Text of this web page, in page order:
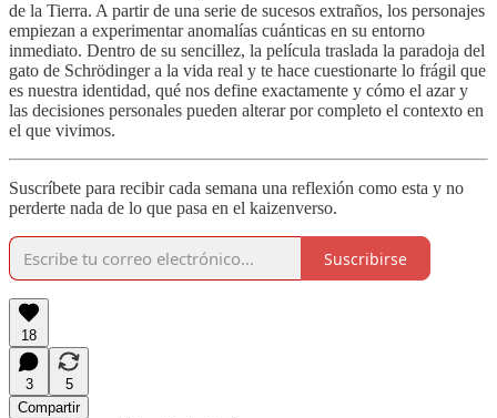
de la Tierra. A partir de una serie de sucesos extraños, los personajes
empiezan a experimentar anomalías cuánticas en su entorno
inmediato. Dentro de su sencillez, la película traslada la paradoja del
gato de Schrödinger a la vida real y te hace cuestionarte lo frágil que
es nuestra identidad, qué nos define exactamente y cómo el azar y
las decisiones personales pueden alterar por completo el contexto en
el que vivimos.
Suscríbete para recibir cada semana una reflexión como esta y no
perderte nada de lo que pasa en el kaizenverso.
Suscribirse
18
3
5
Compartir